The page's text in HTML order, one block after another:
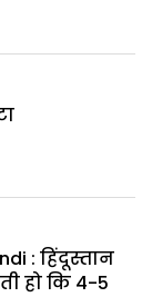
: हिंदूस्तान
हो कि 4-5